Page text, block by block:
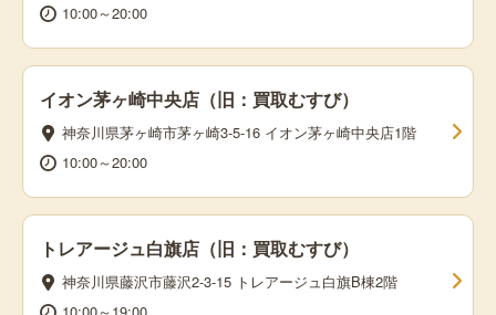
10:00～20:00
イオン茅ヶ崎中央店（旧：買取むすび）
神奈川県茅ヶ崎市茅ヶ崎3-5-16 イオン茅ヶ崎中央店1階
10:00～20:00
トレアージュ白旗店（旧：買取むすび）
神奈川県藤沢市藤沢2-3-15 トレアージュ白旗B棟2階
10:00～19:00